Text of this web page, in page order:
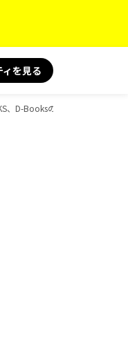
を見る
D-Booksのガイドブック一覧